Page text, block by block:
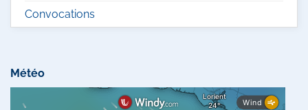
Convocations
Météo